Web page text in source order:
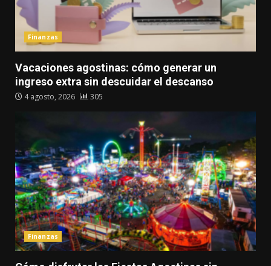
Finanzas
Vacaciones agostinas: cómo generar un
ingreso extra sin descuidar el descanso
4 agosto, 2026 305
Finanzas